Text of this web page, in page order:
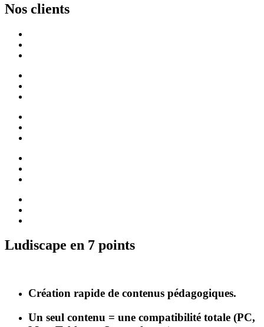
Nos clients
Ludiscape en 7 points
Création rapide de contenus pédagogiques.
Un seul contenu = une compatibilité totale (PC,